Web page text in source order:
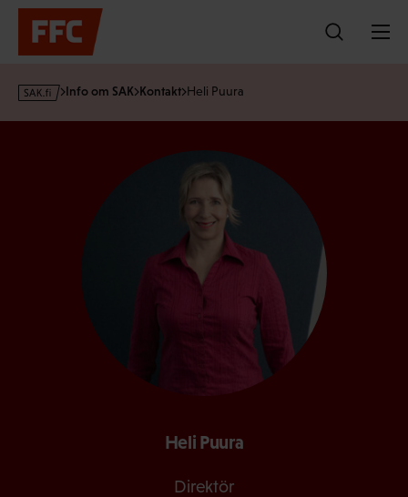
Hoppa
innehållet
s
Info om SAK Kontakt Heli Puura
Heli Puura
Direktör